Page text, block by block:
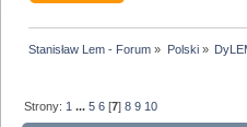
Stanisław Lem - Forum » Polski»
Strony: 1 ...5 6 [7]8 9 10